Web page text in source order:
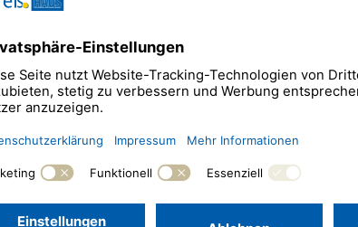
Sie von unserem
in Ihrem neuen Haus rundum wohlfühlen – heute,
auf kompromisslos beste Qualität und
Haus ausgeführt sowie an alle Bau- und